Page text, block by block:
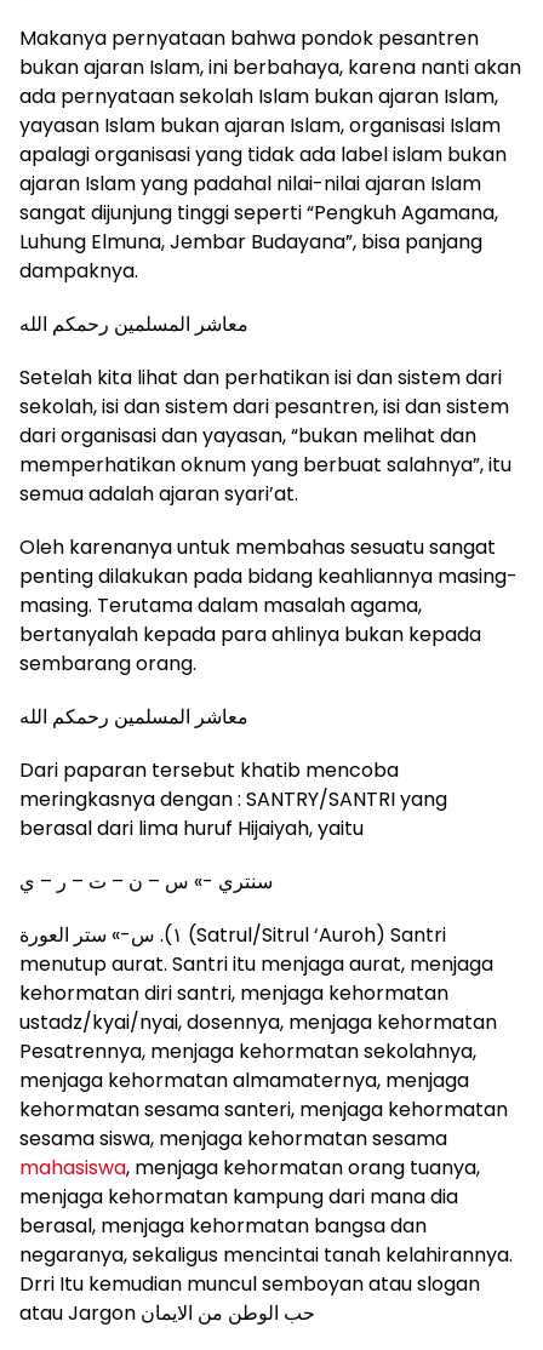
Makanya pernyataan bahwa pondok pesantren
bukan ajaran Islam, ini berbahaya, karena nanti akan
ada pernyataan sekolah Islam bukan ajaran Islam,
yayasan Islam bukan ajaran Islam, organisasi Islam
apalagi organisasi yang tidak ada label islam bukan
ajaran Islam yang padahal nilai-nilai ajaran Islam
sangat dijunjung tinggi seperti “Pengkuh Agamana,
Luhung Elmuna, Jembar Budayana”, bisa panjang
dampaknya.
معاشر المسلمين رحمكم الله
Setelah kita lihat dan perhatikan isi dan sistem dari
sekolah, isi dan sistem dari pesantren, isi dan sistem
dari organisasi dan yayasan, “bukan melihat dan
memperhatikan oknum yang berbuat salahnya”, itu
semua adalah ajaran syari’at.
Oleh karenanya untuk membahas sesuatu sangat
penting dilakukan pada bidang keahliannya masing-
masing. Terutama dalam masalah agama,
bertanyalah kepada para ahlinya bukan kepada
sembarang orang.
معاشر المسلمين رحمكم الله
Dari paparan tersebut khatib mencoba
meringkasnya dengan : SANTRY/SANTRI yang
berasal dari lima huruf Hijaiyah, yaitu
سنتري -» س – ن – ت – ر – ي
١). س-» ستر العورة (Satrul/Sitrul ‘Auroh) Santri
menutup aurat. Santri itu menjaga aurat, menjaga
kehormatan diri santri, menjaga kehormatan
ustadz/kyai/nyai, dosennya, menjaga kehormatan
Pesatrennya, menjaga kehormatan sekolahnya,
menjaga kehormatan almamaternya, menjaga
kehormatan sesama santeri, menjaga kehormatan
sesama siswa, menjaga kehormatan sesama
mahasiswa, menjaga kehormatan orang tuanya,
menjaga kehormatan kampung dari mana dia
berasal, menjaga kehormatan bangsa dan
negaranya, sekaligus mencintai tanah kelahirannya.
Drri Itu kemudian muncul semboyan atau slogan
atau Jargon حب الوطن من الايمان